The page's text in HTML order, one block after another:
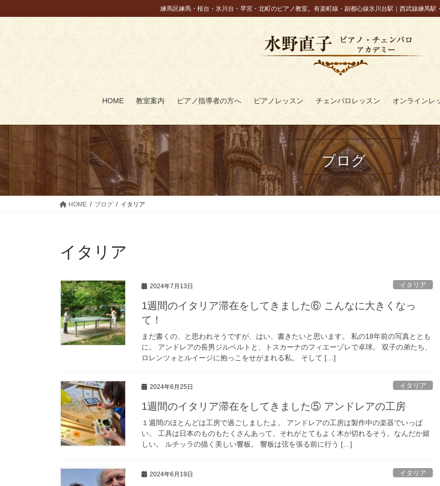
ン
ビ
練馬区練馬・桜台・氷川台・早宮・北町のピアノ教室。有楽町線・副都心線氷川台駅｜西武線練馬駅
HOME 教室案内 ピアノ指導者の方へ ピアノレッスン チェンバロレッスン オンラインレ
ブログ
HOME ブログ イタリア
イタリア
2024年7月13日 イタリア
1週間のイタリア滞在をしてきました⑥ こんなに大きくなっ
て！
まだ書くの、と思われそうですが、はい、書きたいと思います。 私の18年前の写真ととも
に。 アンドレアの長男ジルベルトと、トスカーナのフィエーゾレで卓球。 双子の弟たち、
ロレンツォとルイージに抱っこをせがまれる私。 そして […]
2024年6月25日 イタリア
1週間のイタリア滞在をしてきました⑤ アンドレアの工房
１週間のほとんどは工房で過ごしましたよ。 アンドレアの工房は製作中の楽器でいっぱ
い。 工具は日本のものもたくさんあって、それがとてもよく木が切れるそう。なんだか嬉
しい。 ルチッラの描く美しい響板。 響板は弦を張る前に行う […]
2024年6月19日 イタリア